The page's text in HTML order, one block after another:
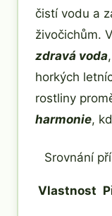
čistí vodu a
živočichům.
zdravá voda
horkých
rostliny
harmonie,
Srovnání
Vlastnost